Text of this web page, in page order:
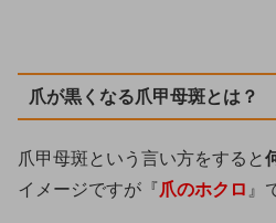
爪が黒くなる爪甲母斑とは？
爪甲母斑という言い方をすると
イメージですが『 爪のホクロ 』